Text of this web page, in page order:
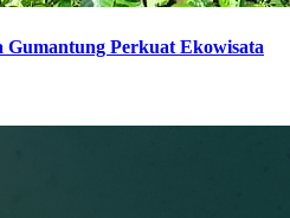
Gumantung Perkuat Ekowisata